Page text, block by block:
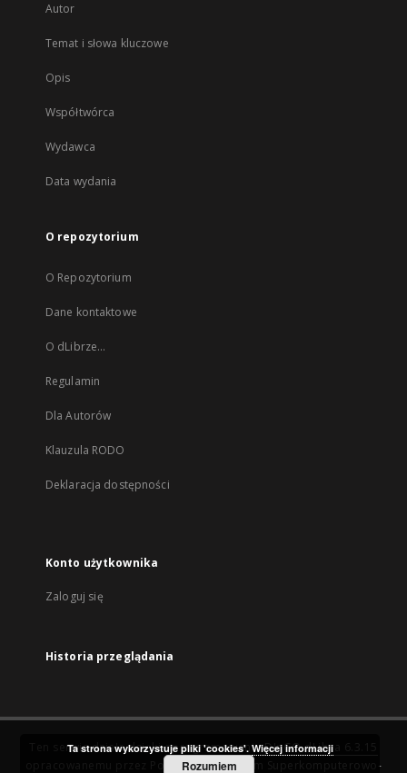
Autor
Temat i słowa kluczowe
Opis
Współtwórca
Wydawca
Data wydania
O repozytorium
O Repozytorium
Dane kontaktowe
O dLibrze...
Regulamin
Dla Autorów
Klauzula RODO
Deklaracja dostępności
Konto użytkownika
Zaloguj się
Historia przeglądania
Ten serwis działa dzięki oprogramowaniuDInGO dLibra 6.3.15
Poznańskie Centrum Superkomputerowo-
Ta strona wykorzystuje pliki 'cookies'. Więcej informacji
Rozumiem